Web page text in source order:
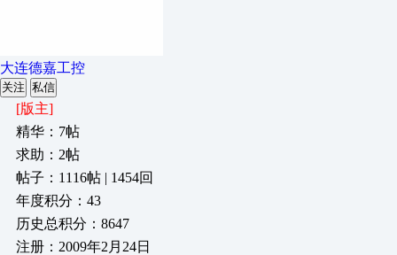
大连德嘉工控
关注 私信
[版主]
精华：7帖
求助：2帖
帖子：1116帖 | 1454回
年度积分：43
历史总积分：8647
注册：2009年2月24日